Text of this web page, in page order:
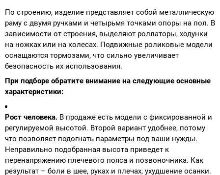
По строению, изделие представляет собой металлическую
раму с двумя ручками и четырьмя точками опоры на пол. В
зависимости от строения, выделяют роллаторы, ходунки
на ножках или на колесах. Подвижные роликовые модели
оснащаются тормозами, что сильно увеличивает
безопасность их использования.
При подборе обратите внимание на следующие основные
характеристики:
Рост человека. В продаже есть модели с фиксированной и
регулируемой высотой. Второй вариант удобнее, потому
что позволяет подогнать параметры под ваши нужды.
Неправильно подобранная высота приведет к
перенапряжению плечевого пояса и позвоночника. Как
результат – боли в шее, руках и плечах, ухудшение осанки.